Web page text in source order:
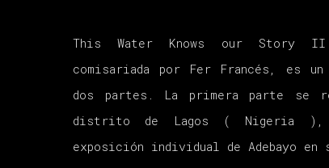
This Water Knows our Story II
comisariada por Fer Francés, es
dos partes. La primera parte se
distrito de Lagos ( Nigeria ),
exposición individual de Adebayo